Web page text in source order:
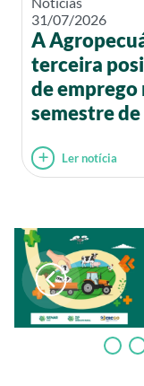
31/07/2026
A
terceira
de
semestre
Ler notícia